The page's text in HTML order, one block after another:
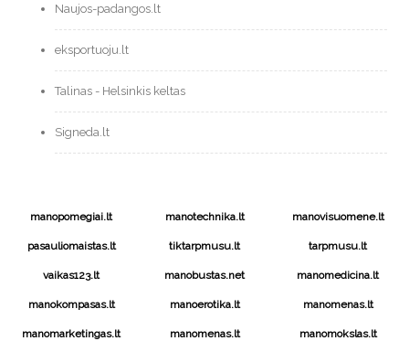
Naujos-padangos.lt
eksportuoju.lt
Talinas - Helsinkis keltas
Signeda.lt
manopomegiai.lt manotechnika.lt manovisuomene.lt
pasauliomaistas.lt tiktarpmusu.lt tarpmusu.lt
vaikas123.lt manobustas.net manomedicina.lt
manokompasas.lt manoerotika.lt manomenas.lt
manomarketingas.lt manomenas.lt manomokslas.lt